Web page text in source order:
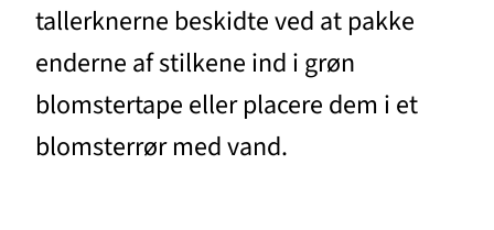
tallerknerne beskidte ved at pakke
enderne af stilkene ind i grøn
blomstertape eller placere dem i et
blomsterrør med vand.